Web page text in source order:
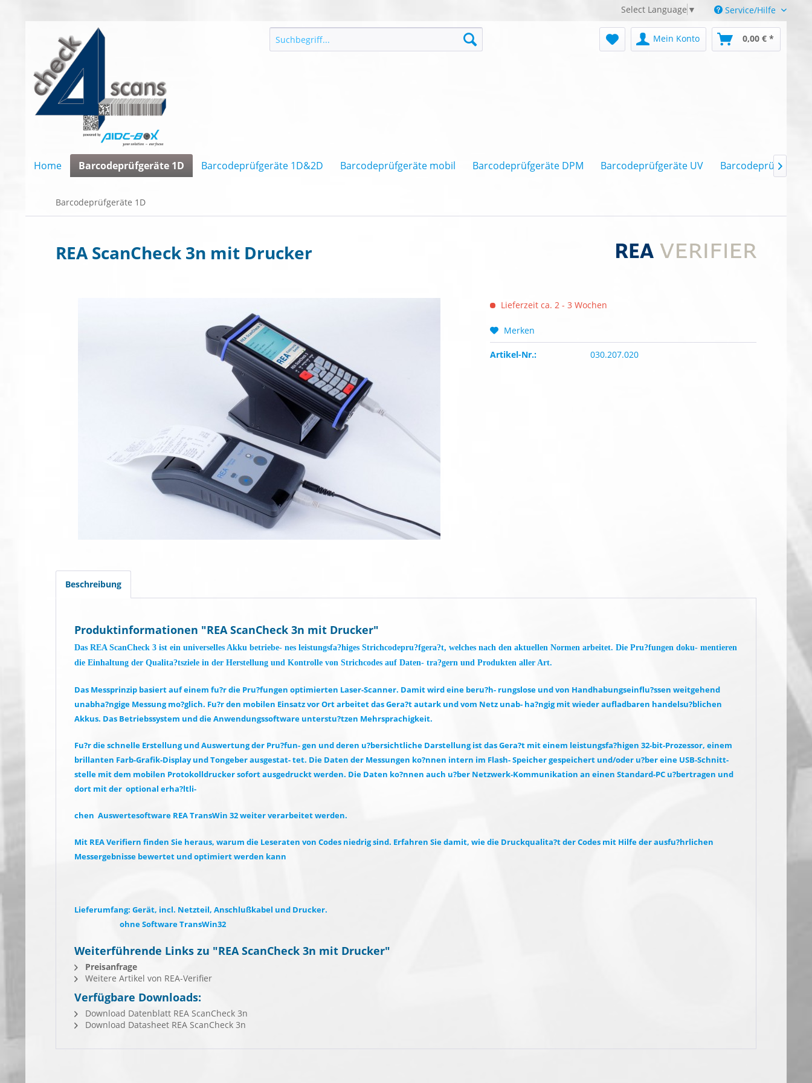
Select Language ▼ Service/Hilfe
Mein Konto 0,00 € *
Home Barcodeprüfgeräte 1D Barcodeprüfgeräte 1D&2D Barcodeprüfgeräte mobil Barcodeprüfgeräte DPM Barcodeprüfgeräte UV Barcodeprüfgeräte

Barcodeprüfgeräte 1D
REA ScanCheck 3n mit Drucker
Lieferzeit ca. 2 - 3 Wochen
Merken
Artikel-Nr.: 030.207.020
Beschreibung
Produktinformationen "REA ScanCheck 3n mit Drucker"
Das REA ScanCheck 3 ist ein universelles Akku betriebe- nes leistungsfa?higes Strichcodepru?fgera?t, welches nach den aktuellen Normen arbeitet. Die Pru?fungen doku- mentieren
die Einhaltung der Qualita?tsziele in der Herstellung und Kontrolle von Strichcodes auf Daten- tra?gern und Produkten aller Art.
Das Messprinzip basiert auf einem fu?r die Pru?fungen optimierten Laser-Scanner. Damit wird eine beru?h- rungslose und von Handhabungseinflu?ssen weitgehend
unabha?ngige Messung mo?glich. Fu?r den mobilen Einsatz vor Ort arbeitet das Gera?t autark und vom Netz unab- ha?ngig mit wieder aufladbaren handelsu?blichen
Akkus. Das Betriebssystem und die Anwendungssoftware unterstu?tzen Mehrsprachigkeit.
Fu?r die schnelle Erstellung und Auswertung der Pru?fun- gen und deren u?bersichtliche Darstellung ist das Gera?t mit einem leistungsfa?higen 32-bit-Prozessor, einem
brillanten Farb-Grafik-Display und Tongeber ausgestat- tet. Die Daten der Messungen ko?nnen intern im Flash- Speicher gespeichert und/oder u?ber eine USB-Schnitt-
stelle mit dem mobilen Protokolldrucker sofort ausgedruckt werden. Die Daten ko?nnen auch u?ber Netzwerk-Kommunikation an einen Standard-PC u?bertragen und
dort mit der  optional erha?ltli-
chen  Auswertesoftware REA TransWin 32 weiter verarbeitet werden.
Mit REA Verifiern finden Sie heraus, warum die Leseraten von Codes niedrig sind. Erfahren Sie damit, wie die Druckqualita?t der Codes mit Hilfe der ausfu?hrlichen
Messergebnisse bewertet und optimiert werden kann
Lieferumfang: Gerät, incl. Netzteil, Anschlußkabel und Drucker.
ohne Software TransWin32
Weiterführende Links zu "REA ScanCheck 3n mit Drucker"
Preisanfrage
Weitere Artikel von REA-Verifier
Verfügbare Downloads:
Download Datenblatt REA ScanCheck 3n
Download Datasheet REA ScanCheck 3n